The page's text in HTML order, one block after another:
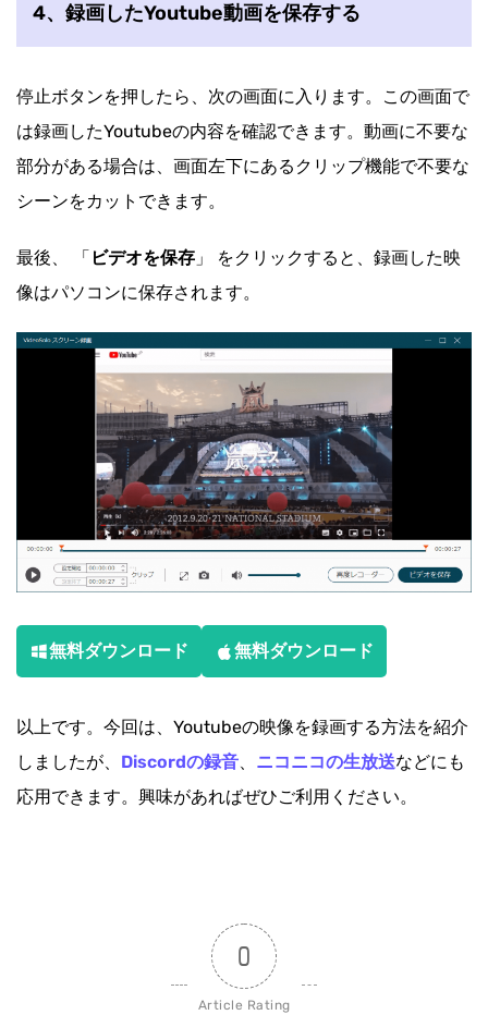
4、録画したYoutube動画を保存する
停止ボタンを押したら、次の画面に入ります。この画面で
は録画したYoutubeの内容を確認できます。動画に不要な
部分がある場合は、画面左下にあるクリップ機能で不要な
シーンをカットできます。
最後、 「 ビデオを保存 」 をクリックすると、録画した映
像はパソコンに保存されます。
無料ダウンロード 無料ダウンロード
以上です。今回は、Youtubeの映像を録画する方法を紹介
しましたが、 Discordの録音、 ニコニコの生放送などにも
応用できます。興味があればぜひご利用ください。
0
Article Rating